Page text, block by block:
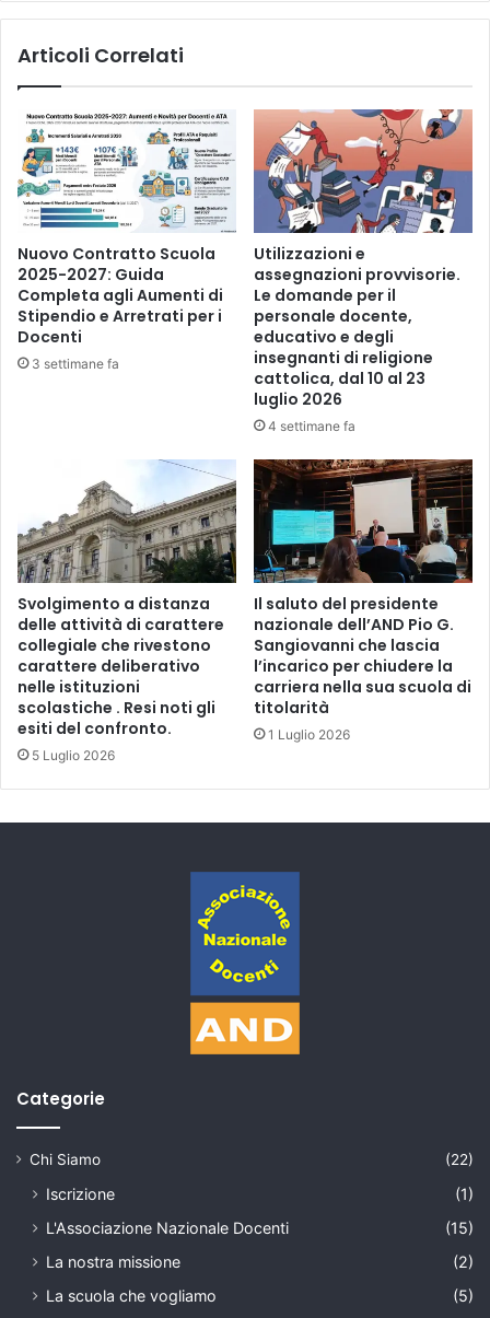
Articoli Correlati
Nuovo Contratto Scuola
2025-2027: Guida
Completa agli Aumenti di
Stipendio e Arretrati per i
Docenti
3 settimane fa
Utilizzazioni e
assegnazioni provvisorie.
Le domande per il
personale docente,
educativo e degli
insegnanti di religione
cattolica, dal 10 al 23
luglio 2026
4 settimane fa
Svolgimento a distanza
delle attività di carattere
collegiale che rivestono
carattere deliberativo
nelle istituzioni
scolastiche . Resi noti gli
esiti del confronto.
5 Luglio 2026
Il saluto del presidente
nazionale dell’AND Pio G.
Sangiovanni che lascia
l’incarico per chiudere la
carriera nella sua scuola di
titolarità
1 Luglio 2026
Categorie
Chi Siamo (22)
Iscrizione
(1)
L'Associazione Nazionale Docenti
(15)
La nostra missione
(2)
La scuola che vogliamo
(5)